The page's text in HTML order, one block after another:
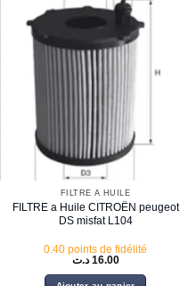
FILTRE À HUILE
FILTRE a Huile CITROËN peugeot
DS misfat L104
0.40 points de fidélité
16.00 د.ت